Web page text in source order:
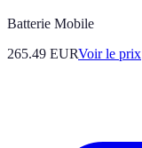
Batterie Mobile
265.49 EURVoir le prix